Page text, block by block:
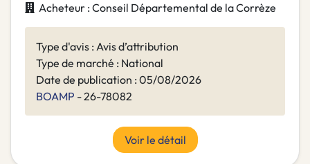
Acheteur : Conseil Départemental de la Corrèze
Type d'avis : Avis d’attribution
Type de marché : National
Date de publication : 05/08/2026
BOAMP - 26-78082
Voir le détail